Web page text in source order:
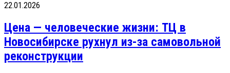
22.01.2026
Цена — человеческие жизни: ТЦ в
Новосибирске рухнул из-за самовольной
реконструкции